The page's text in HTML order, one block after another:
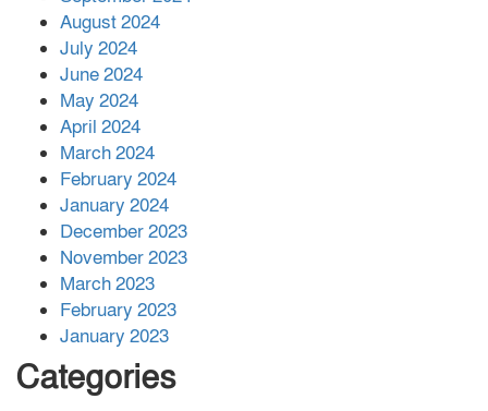
August 2024
July 2024
June 2024
May 2024
April 2024
March 2024
February 2024
January 2024
December 2023
November 2023
March 2023
February 2023
January 2023
Categories